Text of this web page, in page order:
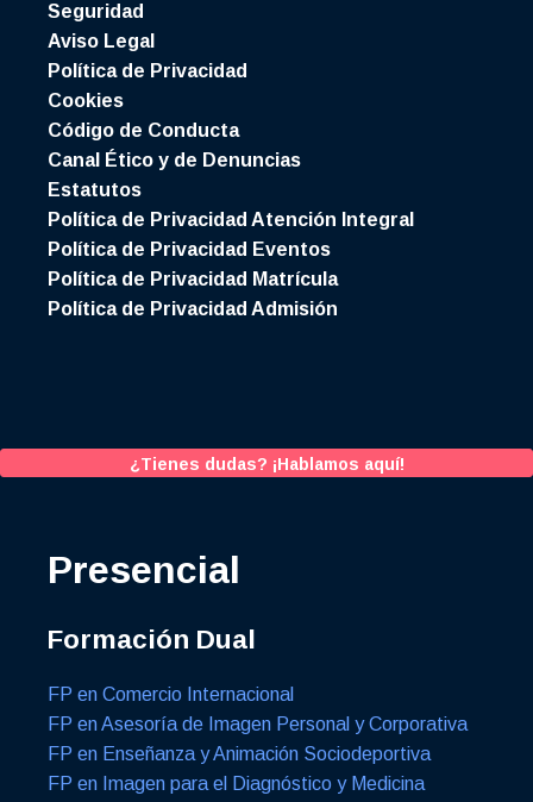
Seguridad
Aviso Legal
Política de Privacidad
Cookies
Código de Conducta
Canal Ético y de Denuncias
Estatutos
Política de Privacidad Atención Integral
Política de Privacidad Eventos
Política de Privacidad Matrícula
Política de Privacidad Admisión
¿Tienes dudas? ¡Hablamos aquí!
Presencial
Formación Dual
FP en Comercio Internacional
FP en Asesoría de Imagen Personal y Corporativa
FP en Enseñanza y Animación Sociodeportiva
FP en Imagen para el Diagnóstico y Medicina